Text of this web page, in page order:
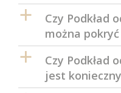
a
Czy Podkład
można
a
Czy Podkład
jest